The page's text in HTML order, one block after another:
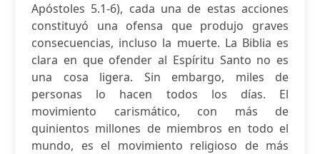
Apóstoles 5.1-6), cada una de estas acciones
constituyó una ofensa que produjo graves
consecuencias, incluso la muerte. La Biblia es
clara en que ofender al Espíritu Santo no es
una cosa ligera. Sin embargo, miles de
personas lo hacen todos los días. El
movimiento carismático, con más de
quinientos millones de miembros en todo el
mundo, es el movimiento religioso de más